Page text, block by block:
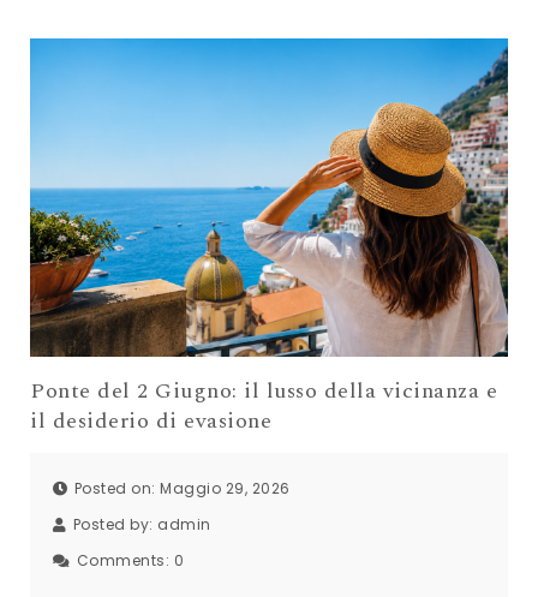
Ponte del 2 Giugno: il lusso della vicinanza e
il desiderio di evasione
Posted on: Maggio 29, 2026
Posted by: admin
Comments: 0